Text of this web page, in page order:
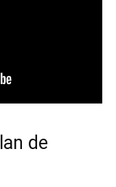
de